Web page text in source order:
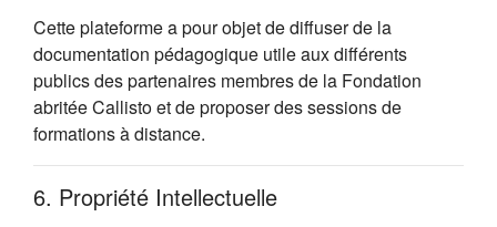
Cette plateforme a pour objet de diffuser de la
documentation pédagogique utile aux différents
publics des partenaires membres de la Fondation
abritée Callisto et de proposer des sessions de
formations à distance.
6. Propriété Intellectuelle